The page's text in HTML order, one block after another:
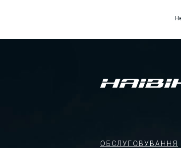
ОБСЛУГОВУВАННЯ